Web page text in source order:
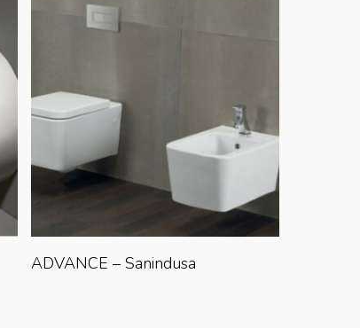
Lire La Suite
ADVANCE – Sanindusa